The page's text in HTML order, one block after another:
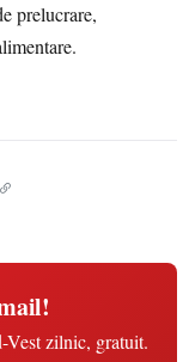
prelucrare,
Vest zilnic, gratuit.